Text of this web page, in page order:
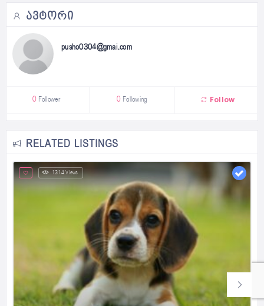
ᲐᲕᲢᲝᲠᲘ
pusho0304@gmai.com
0 Follower 0 Following Follow
RELATED LISTINGS
1314 Views